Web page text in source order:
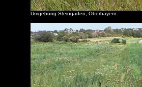
Umgebung Steingaden, Oberbayern